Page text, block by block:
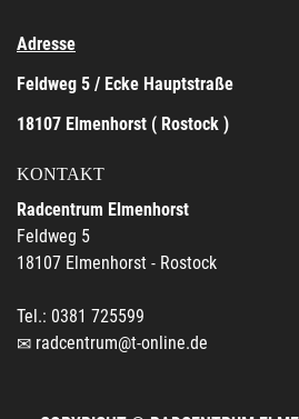
Adresse
Feldweg 5 / Ecke Hauptstraße
18107 Elmenhorst ( Rostock )
KONTAKT
Radcentrum Elmenhorst
Feldweg 5
18107 Elmenhorst - Rostock
Tel.: 0381 725599
radcentrum@t-online.de